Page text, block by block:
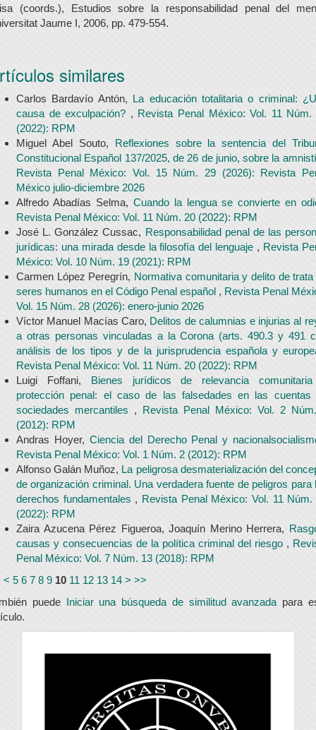
(coords.), Estudios sobre la responsabilidad penal del
Jaume I, 2006, pp. 479-554.
similares
Carlos Bardavío Antón, La educación totalitaria o criminal:
causa de exculpación? , Revista Penal México: Vol. 11 Núm.
(2022): RPM
Miguel Abel Souto, Reflexiones sobre la sentencia del
Constitucional Español 137/2025, de 26 de junio, sobre la
Revista Penal México: Vol. 15 Núm. 29 (2026): Revista
México julio-diciembre 2026
Alfredo Abadías Selma, Cuando la lengua se convierte en
Revista Penal México: Vol. 11 Núm. 20 (2022): RPM
José L. González Cussac, Responsabilidad penal de las
jurídicas: una mirada desde la filosofía del lenguaje , Revista
México: Vol. 10 Núm. 19 (2021): RPM
Carmen López Peregrín, Normativa comunitaria y delito de trata
seres humanos en el Código Penal español , Revista Penal
Vol. 15 Núm. 28 (2026): enero-junio 2026
Víctor Manuel Macías Caro, Delitos de calumnias e injurias al
a otras personas vinculadas a la Corona (arts. 490.3 y 491
análisis de los tipos y de la jurisprudencia española y
Revista Penal México: Vol. 11 Núm. 20 (2022): RPM
Luigi Foffani, Bienes jurídicos de relevancia
protección penal: el caso de las falsedades en las cuentas
sociedades mercantiles , Revista Penal México: Vol. 2
(2012): RPM
Andras Hoyer, Ciencia del Derecho Penal y
Revista Penal México: Vol. 1 Núm. 2 (2012): RPM
Alfonso Galán Muñoz, La peligrosa desmaterialización del
de organización criminal. Una verdadera fuente de peligros para
derechos fundamentales , Revista Penal México: Vol. 11 Núm.
(2022): RPM
Zaira Azucena Pérez Figueroa, Joaquín Merino Herrera,
causas y consecuencias de la política criminal del riesgo ,
Penal México: Vol. 7 Núm. 13 (2018): RPM
< 5 6 7 8 9 10 11 12 13 14 > >>
puede Iniciar una búsqueda de similitud avanzada para
universidad